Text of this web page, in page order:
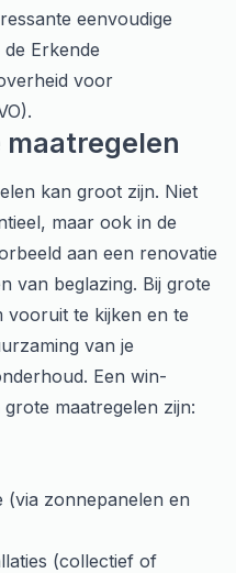
eenvoudige
Erkende
voor
maatregelen
kan groot zijn. Niet
maar ook in de
aan een renovatie
van beglazing. Bij grote
vooruit te kijken en te
van je
Een win-
maatregelen zijn:
(via zonnepanelen en
(collectief of